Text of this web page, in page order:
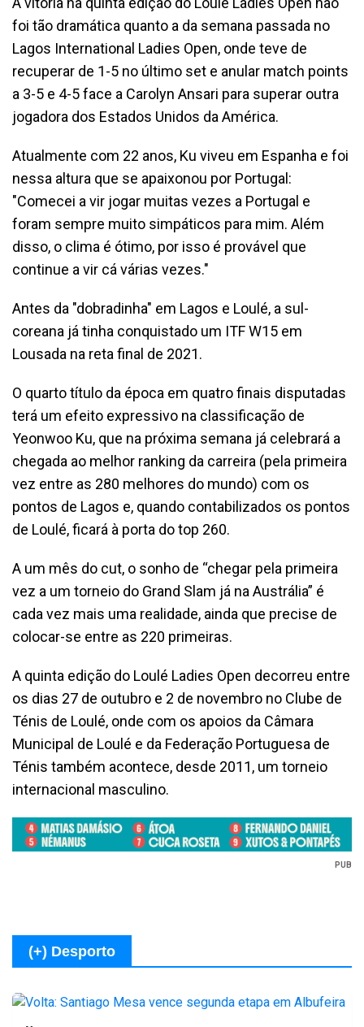
foi tão dramática quanto a da semana passada no
Lagos International Ladies Open, onde teve de
recuperar de 1-5 no último set e anular match points
a 3-5 e 4-5 face a Carolyn Ansari para superar outra
jogadora dos Estados Unidos da América.
Atualmente com 22 anos, Ku viveu em Espanha e foi
nessa altura que se apaixonou por Portugal:
"Comecei a vir jogar muitas vezes a Portugal e
foram sempre muito simpáticos para mim. Além
disso, o clima é ótimo, por isso é provável que
continue a vir cá várias vezes."
Antes da "dobradinha" em Lagos e Loulé, a sul-
coreana já tinha conquistado um ITF W15 em
Lousada na reta final de 2021.
O quarto título da época em quatro finais disputadas
terá um efeito expressivo na classificação de
Yeonwoo Ku, que na próxima semana já celebrará a
chegada ao melhor ranking da carreira (pela primeira
vez entre as 280 melhores do mundo) com os
pontos de Lagos e, quando contabilizados os pontos
de Loulé, ficará à porta do top 260.
A um mês do cut, o sonho de “chegar pela primeira
vez a um torneio do Grand Slam já na Austrália” é
cada vez mais uma realidade, ainda que precise de
colocar-se entre as 220 primeiras.
A quinta edição do Loulé Ladies Open decorreu entre
os dias 27 de outubro e 2 de novembro no Clube de
Ténis de Loulé, onde com os apoios da Câmara
Municipal de Loulé e da Federação Portuguesa de
Ténis também acontece, desde 2011, um torneio
internacional masculino.
PUB
(+) Desporto